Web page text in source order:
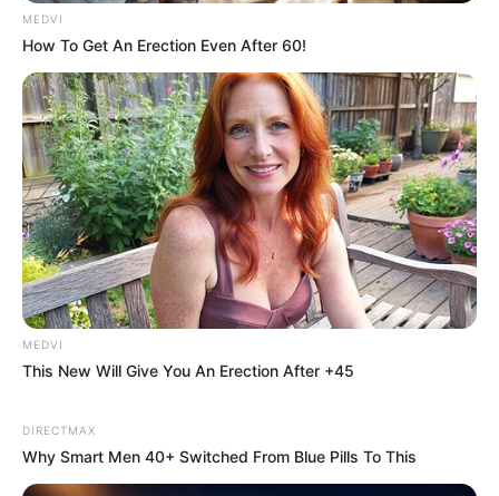
ER Doctor: "I Threw Out My Viagra After What I
Found On CVS Aisle 7"
FRIDAY PLANS
Urologists: This 3-Minute Bedtime Ritual Works
While You Sleep
MEDVI
How To Get An Erection Even After 60!
MEDVI
This New Will Give You An Erection After +45
DIRECTMAX
Why Smart Men 40+ Switched From Blue Pills To This